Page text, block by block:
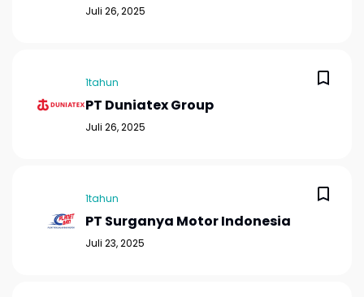
Juli 26, 2025
1tahun
PT Duniatex Group
Juli 26, 2025
1tahun
PT Surganya Motor Indonesia
Juli 23, 2025